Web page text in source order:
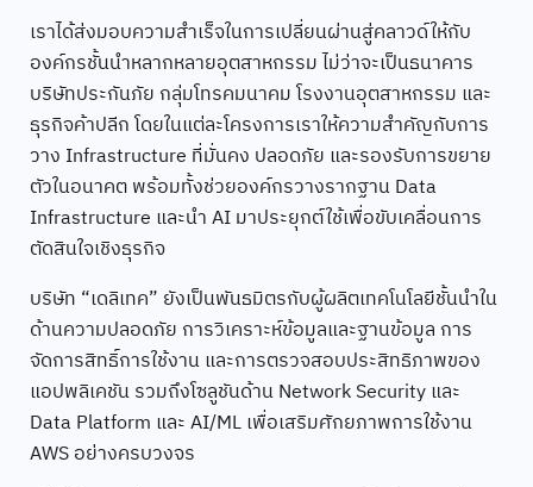
เราได้ส่งมอบความสำเร็จในการเปลี่ยนผ่านสู่คลาวด์ให้กับ
องค์กรชั้นนำหลากหลายอุตสาหกรรม ไม่ว่าจะเป็นธนาคาร
บริษัทประกันภัย กลุ่มโทรคมนาคม โรงงานอุตสาหกรรม และ
ธุรกิจค้าปลีก โดยในแต่ละโครงการเราให้ความสำคัญกับการ
วาง Infrastructure ที่มั่นคง ปลอดภัย และรองรับการขยาย
ตัวในอนาคต พร้อมทั้งช่วยองค์กรวางรากฐาน Data
Infrastructure และนำ AI มาประยุกต์ใช้เพื่อขับเคลื่อนการ
ตัดสินใจเชิงธุรกิจ
บริษัท “เดลิเทค” ยังเป็นพันธมิตรกับผู้ผลิตเทคโนโลยีชั้นนำใน
ด้านความปลอดภัย การวิเคราะห์ข้อมูลและฐานข้อมูล การ
จัดการสิทธิ์การใช้งาน และการตรวจสอบประสิทธิภาพของ
แอปพลิเคชัน รวมถึงโซลูชันด้าน Network Security และ
Data Platform และ AI/ML เพื่อเสริมศักยภาพการใช้งาน
AWS อย่างครบวงจร